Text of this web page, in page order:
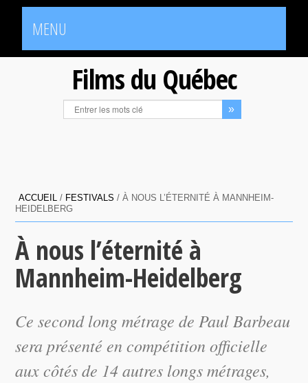
MENU
Films du Québec
ACCUEIL / FESTIVALS /À NOUS L’ÉTERNITÉ À MANNHEIM-
HEIDELBERG
À nous l’éternité à
Mannheim-Heidelberg
Ce second long métrage de Paul Barbeau
sera présenté en compétition officielle
aux côtés de 14 autres longs métrages,